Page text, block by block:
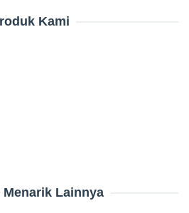
Kami
Menarik Lainnya